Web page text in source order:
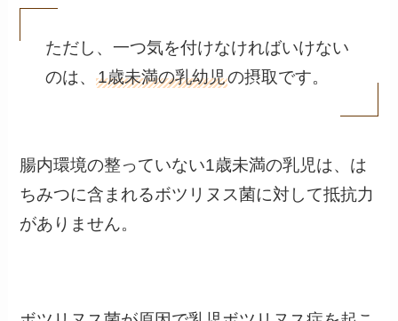
ただし、一つ気を付けなければいけない
のは、 1歳未満の乳幼児の摂取です。
腸内環境の整っていない1歳未満の乳児は、は
ちみつに含まれるボツリヌス菌に対して抵抗力
がありません。